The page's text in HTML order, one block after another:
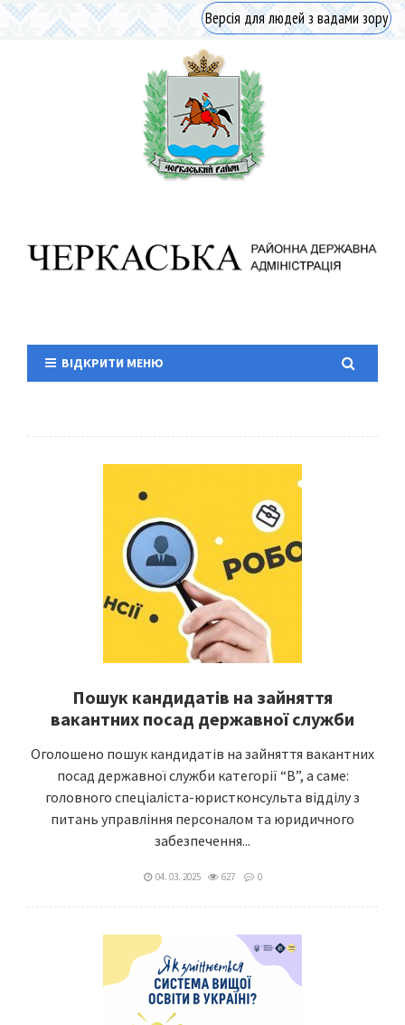
Версія для людей з вадами зору
ВІДКРИТИ МЕНЮ
Пошук кандидатів на зайняття
вакантних посад державної служби
Оголошено пошук кандидатів на зайняття вакантних
посад державної служби категорії “В”, а саме:
головного спеціаліста-юристконсульта відділу з
питань управління персоналом та юридичного
забезпечення...
04. 03. 2025 627 0